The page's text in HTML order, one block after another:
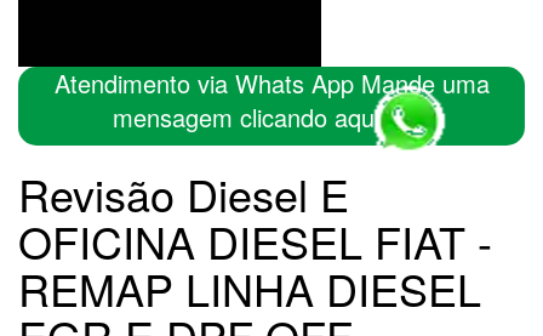
Atendimento via Whats App Mande uma
mensagem clicando aqui
Revisão Diesel E
OFICINA DIESEL FIAT -
REMAP LINHA DIESEL